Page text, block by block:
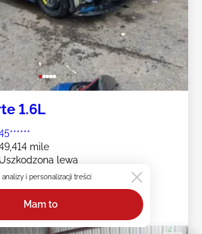
1.6L
mile
Uszkodzona lewa
Biozanieczyszczenia
Przyszła aukcja
i personalizacji treści
Mam to